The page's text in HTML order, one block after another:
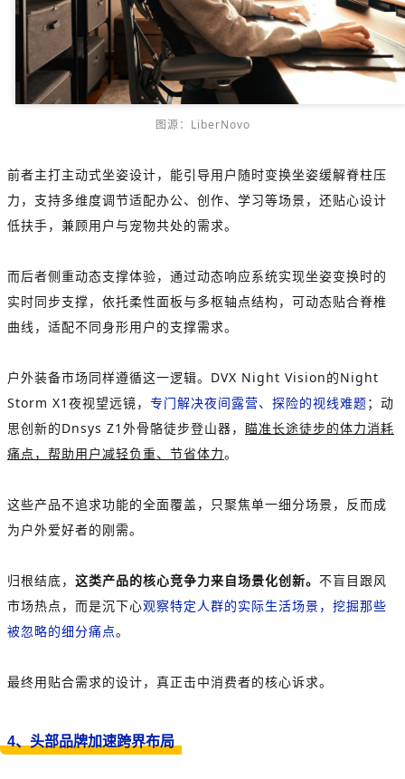
图源：LiberNovo
前者主打主动式坐姿设计，能引导用户随时变换坐姿缓解脊柱压
力，支持多维度调节适配办公、创作、学习等场景，还贴心设计
低扶手，兼顾用户与宠物共处的需求。
而后者侧重动态支撑体验，通过动态响应系统实现坐姿变换时的
实时同步支撑，依托柔性面板与多枢轴点结构，可动态贴合脊椎
曲线，适配不同身形用户的支撑需求。
户外装备市场同样遵循这一逻辑。DVX Night Vision的Night
Storm X1夜视望远镜， 专门解决夜间露营、探险的视线难题；动
思创新的Dnsys Z1外骨骼徒步登山器， 瞄准长途徒步的体力消耗
痛点，帮助用户减轻负重、节省体力。
这些产品不追求功能的全面覆盖，只聚焦单一细分场景，反而成
为户外爱好者的刚需。
归根结底， 这类产品的核心竞争力来自场景化创新。 不盲目跟风
市场热点，而是沉下心观察特定人群的实际生活场景，挖掘那些
被忽略的细分痛点。
最终用贴合需求的设计，真正击中消费者的核心诉求。
4、头部品牌加速跨界布局